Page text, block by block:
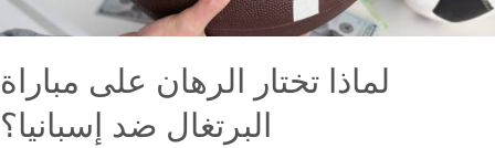
لماذا تختار الرهان على مباراة
البرتغال ضد إسبانيا؟